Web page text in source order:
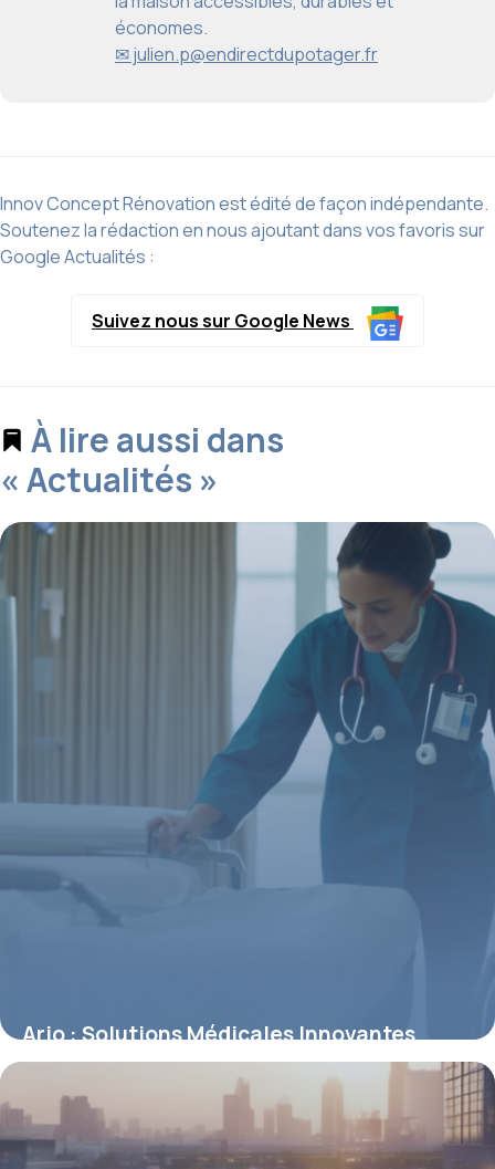
économes.
✉ julien.p@endirectdupotager.fr
Innov Concept Rénovation est édité de façon indépendante.
Soutenez la rédaction en nous ajoutant dans vos favoris sur
Google Actualités :
Suivez nous sur Google News
À lire aussi dans
« Actualités »
Arjo : Solutions Médicales Innovantes